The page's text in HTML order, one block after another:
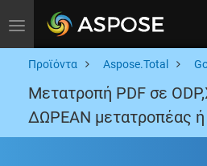
Toggle navigation
Προϊόντα Aspose.Total
Μετατροπή PDF σε
ΔΩΡΕΑΝ μετατροπέας ή